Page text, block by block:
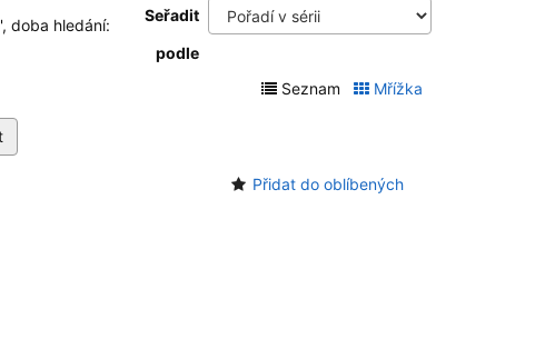
', doba hledání:
Seřadit
podle
Seznam
Mřížka
Přidat do oblíbených